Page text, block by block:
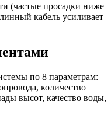
(частые просадки ниже
кабель усиливает
по 8 параметрам:
количество
высот, качество воды,